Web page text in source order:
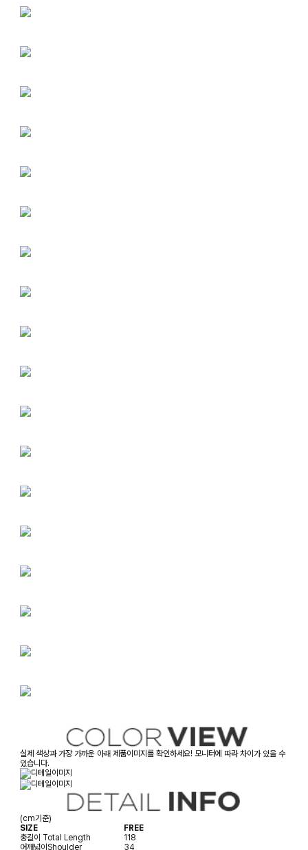
실제 색상과 가장 가까운 아래 제품이미지를 확인하세요! 모니터에 따라 차이가 있을 수
있습니다.
(cm기준)
SIZE
FREE
총길이 Total Length
118
어깨넓이Shoulder 34